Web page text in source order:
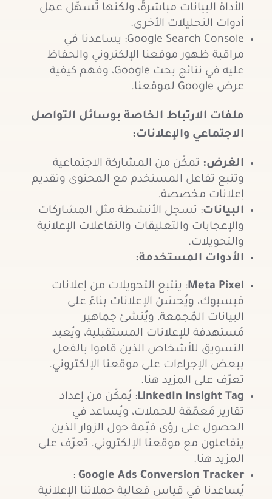
الأداة البيانات مباشرةً، ولكنها تُسهّل عمل
أدوات التحليلات الأخرى.
Google Search Console: يساعدنا في
مراقبة ظهور موقعنا الإلكتروني والحفاظ
عليه في نتائج بحث Google، وفهم كيفية
عرض Google
لموقعنا.
ملفات الارتباط الخاصة بوسائل التواصل
الاجتماعي والإعلانات:
الغرض: تمكّن من المشاركة الاجتماعية
وتتبع تفاعل المستخدم مع المحتوى وتقديم
إعلانات مخصصة.
البيانات: تسجل الأنشطة مثل المشاركات
والإعجابات والتعليقات والتفاعلات الإعلانية
والتحويلات.
الأدوات المستخدمة:
Meta Pixel: يتتبع التحويلات من إعلانات
فيسبوك، ويُحسّن الإعلانات بناءً على
البيانات المُجمعة، ويُنشئ جماهير
مُستهدفة للإعلانات المستقبلية، ويُعيد
التسويق للأشخاص الذين قاموا بالفعل
ببعض الإجراءات على موقعنا الإلكتروني.
تعرّف على المزيد هنا.
LinkedIn Insight Tag: يُمكّن من إعداد
تقارير مُعمّقة للحملات، ويُساعد في
الحصول على رؤى قيّمة حول الزوار الذين
يتفاعلون مع موقعنا الإلكتروني. تعرّف على
المزيد هنا.
Google Ads Conversion Tracker
:
يُساعدنا في قياس فعالية حملاتنا الإعلانية